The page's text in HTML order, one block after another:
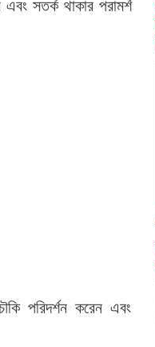
সতর্ক থাকার পরামর্শ
পরিদর্শন করেন এবং